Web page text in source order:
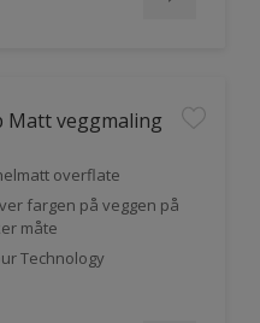
Matt veggmaling
overflate
fargen på veggen på
måte
Technology